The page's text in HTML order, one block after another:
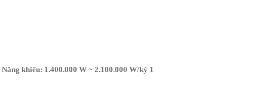
Năng khiếu: 1.400.000 W ~ 2.100.000 W/kỳ 1